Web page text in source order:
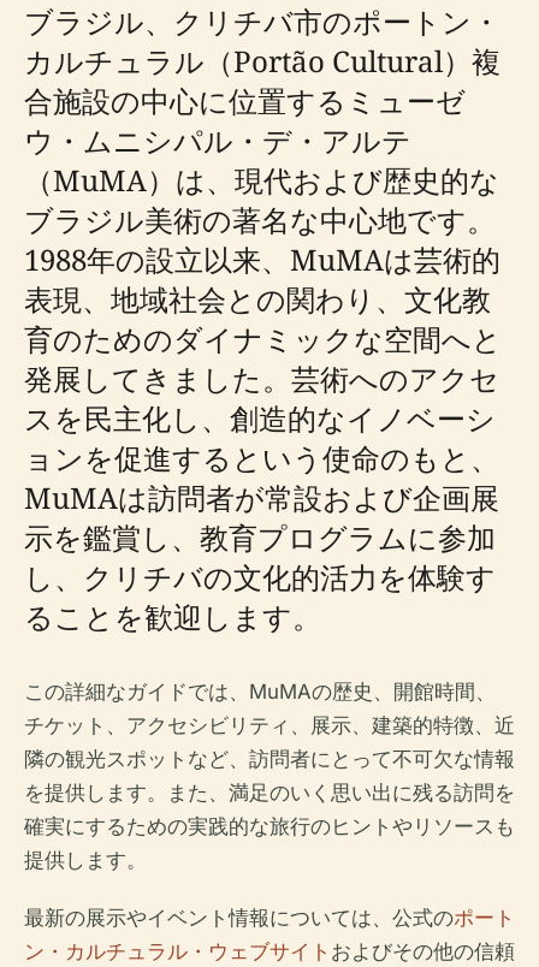
ブラジル、クリチバ市のポートン・
カルチュラル（Portão Cultural）複
合施設の中心に位置するミューゼ
ウ・ムニシパル・デ・アルテ
（MuMA）は、現代および歴史的な
ブラジル美術の著名な中心地です。
1988年の設立以来、MuMAは芸術的
表現、地域社会との関わり、文化教
育のためのダイナミックな空間へと
発展してきました。芸術へのアクセ
スを民主化し、創造的なイノベーシ
ョンを促進するという使命のもと、
MuMAは訪問者が常設および企画展
示を鑑賞し、教育プログラムに参加
し、クリチバの文化的活力を体験す
ることを歓迎します。
この詳細なガイドでは、MuMAの歴史、開館時間、
チケット、アクセシビリティ、展示、建築的特徴、近
隣の観光スポットなど、訪問者にとって不可欠な情報
を提供します。また、満足のいく思い出に残る訪問を
確実にするための実践的な旅行のヒントやリソースも
提供します。
最新の展示やイベント情報については、公式のポート
ン・カルチュラル・ウェブサイト およびその他の信頼